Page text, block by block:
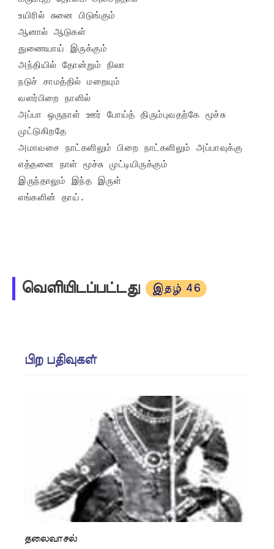
உயிரில் சுனை பிடுங்கும்
ஆனால் ஆடுகள்
துணையாய் இருக்கும்
அந்தியில் தோன்றும் நிலா
நடுச் சாமத்தில் மறையும்
வளர்பிறை நாளில்
அப்பா ஒருநாள் ஊர் போய்த் திரும்புவதற்கே மூச்சு
முட்டுகிறதே
அமாவசை நாட்களிலும் பிறை நாட்களிலும் அப்பாவுக்கு
எத்தனை நாள் மூச்சு முட்டியிருக்கும்
இருந்தாலும் இந்த இருள்
வெளியிடப்பட்டது இதழ் 46
பிற பதிவுகள்
தலைவாசல்